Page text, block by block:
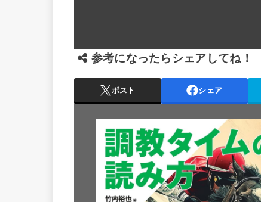
参考になったらシェアしてね！
ポスト シェア